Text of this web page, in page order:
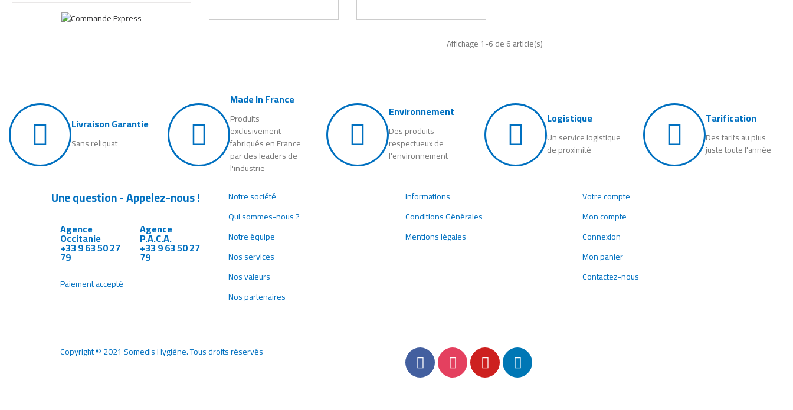
Affichage 1-6 de 6 article(s)
Livraison Garantie
Sans reliquat
Made In France
Produits
exclusivement
fabriqués en France
par des leaders de
l'industrie
Environnement
Des produits
respectueux de
l'environnement
Logistique
Un service logistique
de proximité
Tarification
Des tarifs au plus
juste toute l'année
Une question - Appelez-nous !
Agence
Occitanie
+33 9 63 50 27
79
Agence
P.A.C.A.
+33 9 63 50 27
79
Paiement accepté
Notre société
Qui sommes-nous ?
Notre équipe
Nos services
Nos valeurs
Nos partenaires
Informations
Conditions Générales
Mentions légales
Votre compte
Mon compte
Connexion
Mon panier
Contactez-nous
Copyright © 2021 Somedis Hygiène. Tous droits réservés